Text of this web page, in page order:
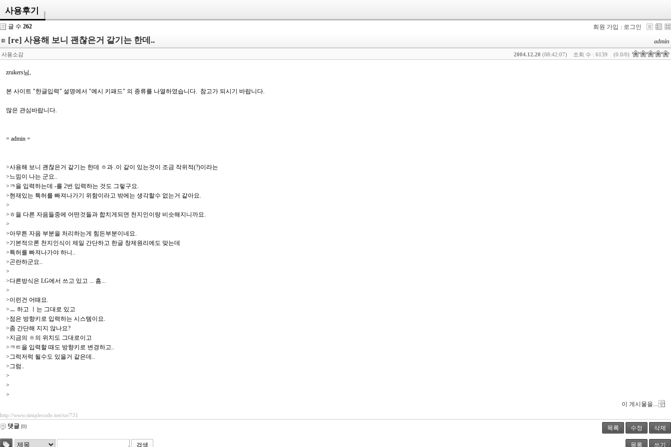
사용후기
글 수 262 회원 가입 로그인
[re] 사용해 보니 괜찮은거 같기는 한데.. admin
(0.0/0)
조회 수 : 6139
2004.12.20 (08:42:07)
사용소감
zrukers님,
본 사이트 "한글입력" 설명에서 "예시 키패드" 의 종류를 나열하였습니다. 참고가 되시기 바랍니다.
많은 관심바랍니다.
= admin =
>사용해 보니 괜찮은거 같기는 한데 ㅎ과 .이 같이 있는것이 조금 작위적(?)이라는
>느낌이 나는 군요..
>ㅋ을 입력하는데 -를 2번 입력하는 것도 그렇구요.
>현재있는 특허를 빠져나가기 위함이라고 밖에는 생각할수 없는거 같아요.
>
>ㅎ을 다른 자음들중에 어떤것들과 합치게되면 천지인이랑 비슷해지니까요.
>
>아무튼 자음 부분을 처리하는게 힘든부분이네요.
>기본적으론 천지인식이 제일 간단하고 한글 창제원리에도 맞는데
>특허를 빠져나가야 하니..
>곤란하군요..
>
>다른방식은 LG에서 쓰고 있고 ... 흠...
>
>이런건 어때요.
>ㅡ 하고 ㅣ는 그대로 있고
>점은 방향키로 입력하는 시스템이요.
>좀 간단해 지지 않나요?
>지금의 ㅎ의 위치도 그대로이고
>ㅋㅌ을 입력할 때도 방향키로 변경하고..
>그럭저럭 될수도 있을거 같은데..
>그럼..
>
>
>
이 게시물을...
http://www.simplecode.net/xe/731
댓글 [0] 목록 수정 삭제
목록 쓰기